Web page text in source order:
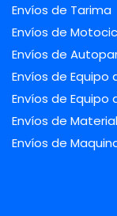
Envíos de Tarima
Envíos de
Envíos de
Envíos de Equipo
Envíos de
Envíos de
Envíos de